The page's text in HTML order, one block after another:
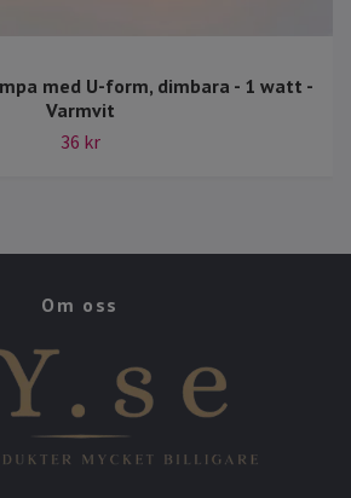
med U-form, dimbara - 1 watt -
Varmvit
36 kr
Om oss